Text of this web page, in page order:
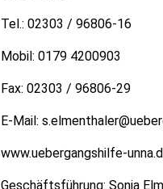
Tel.: 02303 / 96806-16
Mobil: 0179 4200903
Fax: 02303 / 96806-29
E-Mail:
www.uebergangshilfe-
Geschäftsführung: Sonja